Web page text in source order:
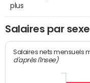
plus
Salaires par
Salaires nets mensuels
d'après l'Insee)